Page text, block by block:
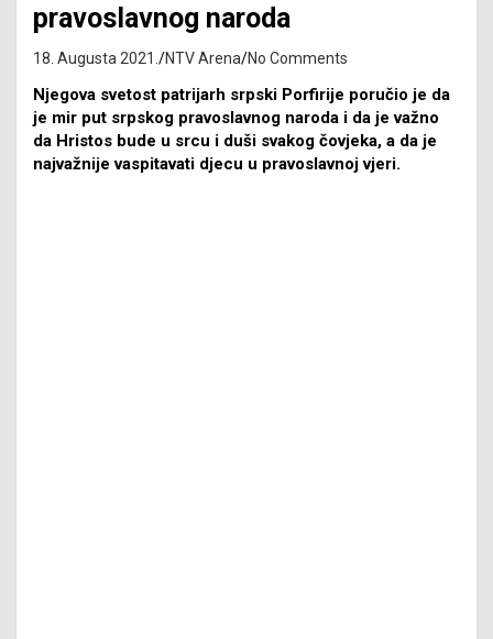
pravoslavnog naroda
18. Augusta 2021. NTV Arena No Comments
Njegova svetost patrijarh srpski Porfirije poručio je da
je mir put srpskog pravoslavnog naroda i da je važno
da Hristos bude u srcu i duši svakog čovjeka, a da je
najvažnije vaspitavati djecu u pravoslavnoj vjeri.